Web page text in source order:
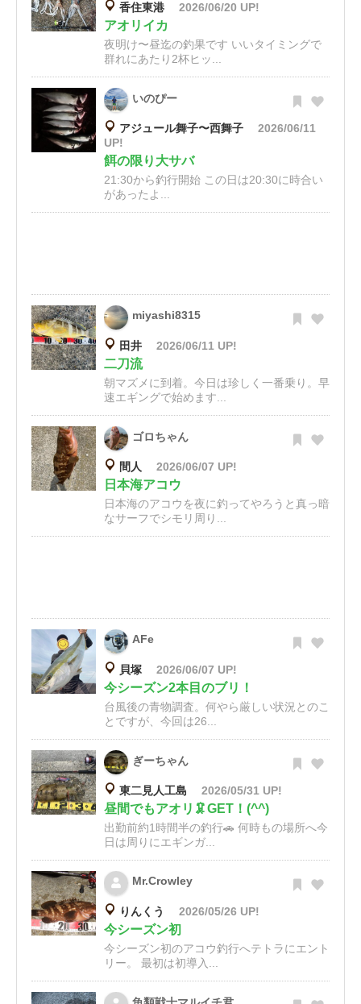
香住東港 2026/06/20 UP!
アオリイカ
夜明け〜昼迄の釣果です いいタイミングで
群れにあたり2杯ヒッ...
いのぴー
アジュール舞子〜西舞子
2026/06/11
UP!
餌の限り大サバ
21:30から釣行開始 この日は20:30に時合い
があったよ...
miyashi8315
田井 2026/06/11 UP!
二刀流
朝マズメに到着。今日は珍しく一番乗り。早
速エギングで始めます...
ゴロちゃん
間人 2026/06/07 UP!
日本海アコウ
日本海のアコウを夜に釣ってやろうと真っ暗
なサーフでシモリ周り...
AFe
貝塚 2026/06/07 UP!
今シーズン2本目のブリ！
台風後の青物調査。何やら厳しい状況とのこ
とですが、今回は26...
ぎーちゃん
東二見人工島 2026/05/31 UP!
昼間でもアオリ🦑GET！(^^)
出勤前約1時間半の釣行🚗 何時もの場所へ今
日は周りにエギンガ...
Mr.Crowley
りんくう 2026/05/26 UP!
今シーズン初
今シーズン初のアコウ釣行へテトラにエント
リー。 最初は初導入...